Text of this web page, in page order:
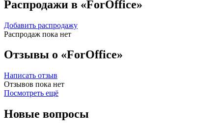
Распродажи в «ForOffice»
Добавить распродажу
Распродаж пока нет
Отзывы о «ForOffice»
Написать отзыв
Отзывов пока нет
Посмотреть ещё
Новые вопросы